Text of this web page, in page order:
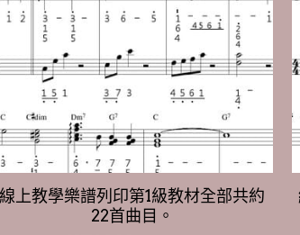
線上教學樂譜列印第1級教材全部共約
22首曲目。
NT$840NT$1,050